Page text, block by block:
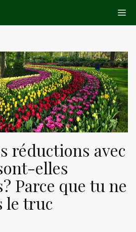
réductions avec
elles
Parce que tu ne
le truc